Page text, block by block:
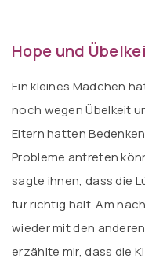
Hope und
Ein kleines Mädchen
noch wegen Übelkeit
Eltern hatten
Probleme antreten
sagte ihnen, dass die
für richtig hält. Am
wieder mit den
erzählte mir, dass die